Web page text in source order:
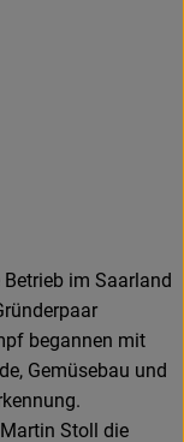
im Saarland
begannen mit
Gemüsebau und
Stoll die